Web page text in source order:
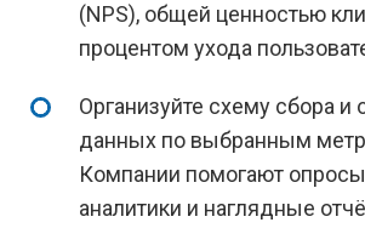
(NPS), общей ценностью
процентом ухода
Организуйте схему сбора и
данных по выбранным
Компании помогают
аналитики и наглядные